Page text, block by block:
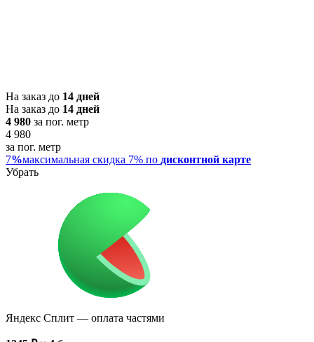
На заказ до 14 дней
На заказ до 14 дней
4 980 за пог. метр
4 980
за пог. метр
7%максимальная скидка 7% по дисконтной карте
Убрать
Яндекс Сплит — оплата частями